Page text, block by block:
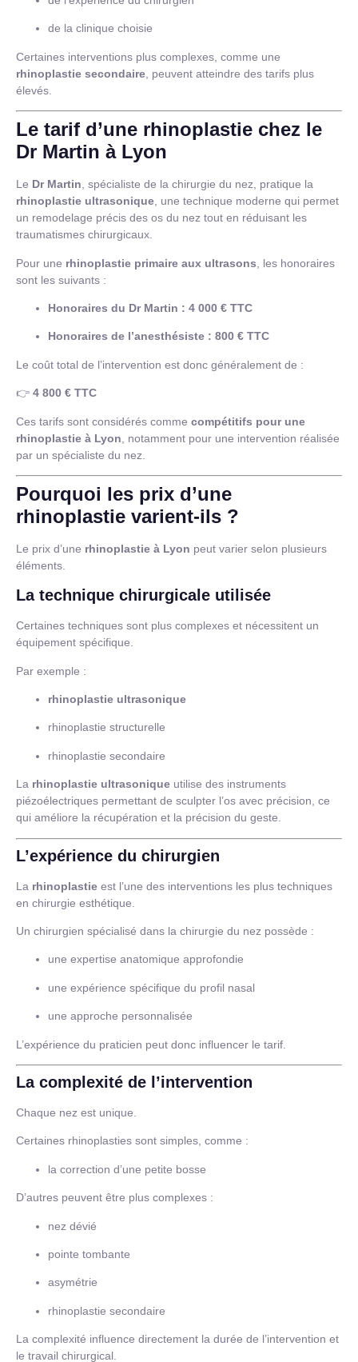
de la clinique choisie
Certaines interventions plus complexes, comme une
rhinoplastie secondaire , peuvent atteindre des tarifs plus
élevés.
Le tarif d’une rhinoplastie chez le
Dr Martin à Lyon
Le Dr Martin , spécialiste de la chirurgie du nez, pratique la
rhinoplastie ultrasonique , une technique moderne qui permet
un remodelage précis des os du nez tout en réduisant les
traumatismes chirurgicaux.
Pour une rhinoplastie primaire aux ultrasons , les honoraires
sont les suivants :
Honoraires du Dr Martin : 4 000 € TTC
Honoraires de l’anesthésiste : 800 € TTC
Le coût total de l’intervention est donc généralement de :
👉 4 800 € TTC
Ces tarifs sont considérés comme compétitifs pour une
rhinoplastie à Lyon , notamment pour une intervention réalisée
par un spécialiste du nez.
Pourquoi les prix d’une
rhinoplastie varient-ils ?
Le prix d’une rhinoplastie à Lyon peut varier selon plusieurs
éléments.
La technique chirurgicale utilisée
Certaines techniques sont plus complexes et nécessitent un
équipement spécifique.
Par exemple :
rhinoplastie ultrasonique
rhinoplastie structurelle
rhinoplastie secondaire
La rhinoplastie ultrasonique utilise des instruments
piézoélectriques permettant de sculpter l’os avec précision, ce
qui améliore la récupération et la précision du geste.
L’expérience du chirurgien
La rhinoplastie est l’une des interventions les plus techniques
en chirurgie esthétique.
Un chirurgien spécialisé dans la chirurgie du nez possède :
une expertise anatomique approfondie
une expérience spécifique du profil nasal
une approche personnalisée
L’expérience du praticien peut donc influencer le tarif.
La complexité de l’intervention
Chaque nez est unique.
Certaines rhinoplasties sont simples, comme :
la correction d’une petite bosse
D’autres peuvent être plus complexes :
nez dévié
pointe tombante
asymétrie
rhinoplastie secondaire
La complexité influence directement la durée de l’intervention et
le travail chirurgical.